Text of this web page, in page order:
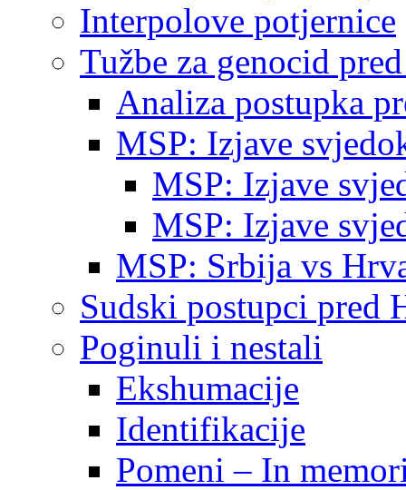
Interpolove potjernice
Tužbe za genocid
Analiza postupka
MSP: Izjave
MSP: Izjave
MSP: Izjave
MSP: Srbija vs
Sudski postupci pred
Poginuli i nestali
Ekshumacije
Identifikacije
Pomeni – In